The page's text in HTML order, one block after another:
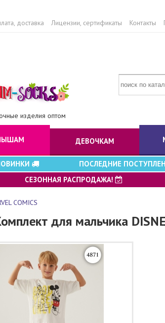
доставка Лицензии, сертификаты Контакты
изделия оптом
ДЕВОЧКАМ
ПОСЛЕДНИЕ
СЕЗОННАЯ РАСПРОДАЖА!
COMICS
для мальчика